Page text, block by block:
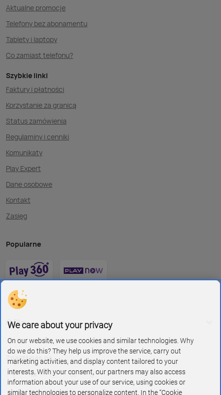
Aktualne promocje
Telefony bez abonamentu
Tablety i laptopy
Co zamiast telefonu?
Szybkie linki
Faktury i płatności
Korzystanie za granicą
Status zamówienia
Regulaminy i cenniki
Komunikaty
Play Expert
Dane osobowe
Kontakt
Zasięg
Popularne
O Play
Znajdź nas na
We care about your privacy
On our website, we use cookies and similar technologies. Why
do we do this? They help us improve the service, carry out
marketing activities, and display content tailored to your
interests. With your consent, our partners may also access
information about your use of our service, using cookies or
similar technologies to personalize content. In the “Cookie